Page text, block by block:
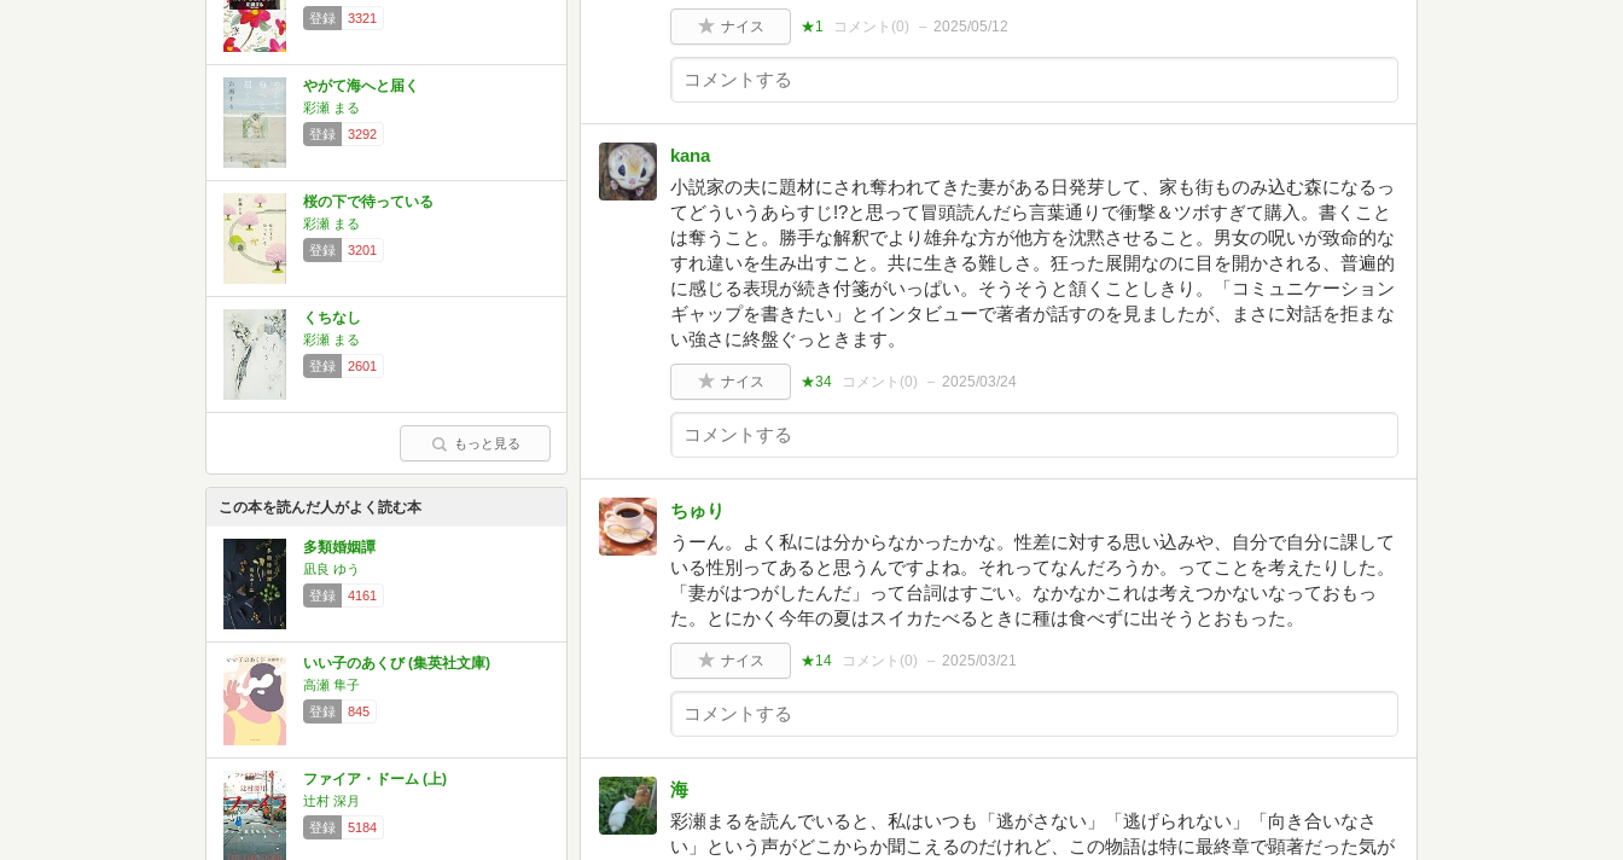
登録
3321
やがて海へと届く
彩瀬 まる
登録
3292
桜の下で待っている
彩瀬 まる
登録
3201
くちなし
彩瀬 まる
登録
2601
もっと見る
この本を読んだ人がよく読む本
多類婚姻譚
凪良 ゆう
登録
4161
いい子のあくび (集英社文庫)
高瀬 隼子
登録
845
ファイア・ドーム (上)
辻村 深月
登録
5184
ナイス ★1 コメント(0) 2025/05/12
kana
小説家の夫に題材にされ奪われてきた妻がある日発芽して、家も街ものみ込む森になるっ
てどういうあらすじ!?と思って冒頭読んだら言葉通りで衝撃＆ツボすぎて購入。書くこと
は奪うこと。勝手な解釈でより雄弁な方が他方を沈黙させること。男女の呪いが致命的な
すれ違いを生み出すこと。共に生きる難しさ。狂った展開なのに目を開かされる、普遍的
に感じる表現が続き付箋がいっぱい。そうそうと頷くことしきり。「コミュニケーション
ギャップを書きたい」とインタビューで著者が話すのを見ましたが、まさに対話を拒まな
い強さに終盤ぐっときます。
ナイス ★34 コメント(0) 2025/03/24
ちゅり
うーん。よく私には分からなかったかな。性差に対する思い込みや、自分で自分に課して
いる性別ってあると思うんですよね。それってなんだろうか。ってことを考えたりした。
「妻がはつがしたんだ」って台詞はすごい。なかなかこれは考えつかないなっておもっ
た。とにかく今年の夏はスイカたべるときに種は食べずに出そうとおもった。
ナイス ★14 コメント(0) 2025/03/21
海
彩瀬まるを読んでいると、私はいつも「逃がさない」「逃げられない」「向き合いなさ
い」という声がどこからか聞こえるのだけれど、この物語は特に最終章で顕著だった気が